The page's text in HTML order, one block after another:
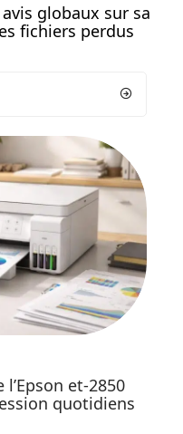
globaux sur sa
fichiers perdus
et-2850
quotidiens